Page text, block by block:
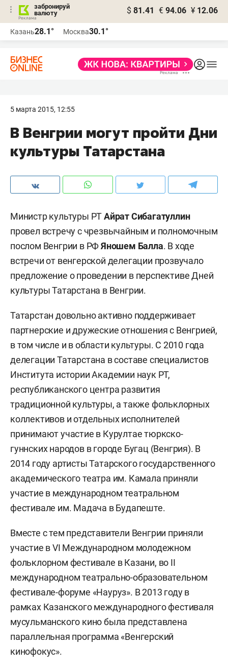
забронируй
валюту
$ 81.41 € 94.06 ¥ 12.06
Казань28.1° Москва30.1°
5 марта 2015, 12:55
В Венгрии могут пройти Дни
культуры Татарстана
Министр культуры РТАйрат Сибагатуллин
провел встречу с чрезвычайным и полномочным
послом Венгрии в РФЯношем Балла. В ходе
встречи от венгерской делегации прозвучало
предложение о проведении в перспективе Дней
культуры Татарстана в Венгрии.
Татарстан довольно активно поддерживает
партнерские и дружеские отношения с Венгрией,
в том числе и в области культуры. С 2010 года
делегации Татарстана в составе специалистов
Института истории Академии наук РТ,
республиканского центра развития
традиционной культуры, а также фольклорных
коллективов и отдельных исполнителей
принимают участие в Курултае тюркско-
гуннских народов в городе Бугац (Венгрия). В
2014 году артисты Татарского государственного
академического театра им. Камала приняли
участие в международном театральном
фестивале им. Мадача в Будапеште.
Вместе с тем представители Венгрии приняли
участие в VI Международном молодежном
фольклорном фестивале в Казани, во II
международном театрально-образовательном
фестивале-форуме «Науруз». В 2013 году в
рамках Казанского международного фестиваля
мусульманского кино была представлена
параллельная программа «Венгерский
кинофокус».